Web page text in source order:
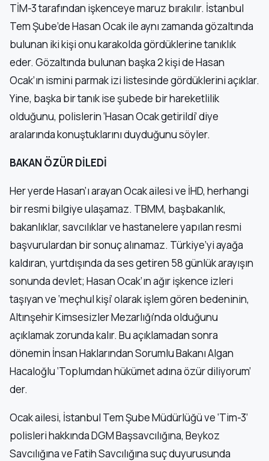
TİM-3 tarafından işkenceye maruz bırakılır. İstanbul
Tem Şube’de Hasan Ocak ile aynı zamanda gözaltında
bulunan iki kişi onu karakolda gördüklerine tanıklık
eder. Gözaltında bulunan başka 2 kişi de Hasan
Ocak’ın ismini parmak izi listesinde gördüklerini açıklar.
Yine, başka bir tanık ise şubede bir hareketlilik
olduğunu, polislerin ‘Hasan Ocak getirildi’ diye
aralarında konuştuklarını duyduğunu söyler.
BAKAN ÖZÜR DİLEDİ
Her yerde Hasan’ı arayan Ocak ailesi ve İHD, herhangi
bir resmi bilgiye ulaşamaz. TBMM, başbakanlık,
bakanlıklar, savcılıklar ve hastanelere yapılan resmi
başvurulardan bir sonuç alınamaz. Türkiye’yi ayağa
kaldıran, yurtdışında da ses getiren 58 günlük arayışın
sonunda devlet; Hasan Ocak’ın ağır işkence izleri
taşıyan ve ‘meçhul kişi’ olarak işlem gören bedeninin,
Altınşehir Kimsesizler Mezarlığı’nda olduğunu
açıklamak zorunda kalır. Bu açıklamadan sonra
dönemin İnsan Haklarından Sorumlu Bakanı Algan
Hacaloğlu ‘Toplumdan hükümet adına özür diliyorum’
der.
Ocak ailesi, İstanbul Tem Şube Müdürlüğü ve ‘Tim-3’
polisleri hakkında DGM Başsavcılığına, Beykoz
Savcılığına ve Fatih Savcılığına suç duyurusunda